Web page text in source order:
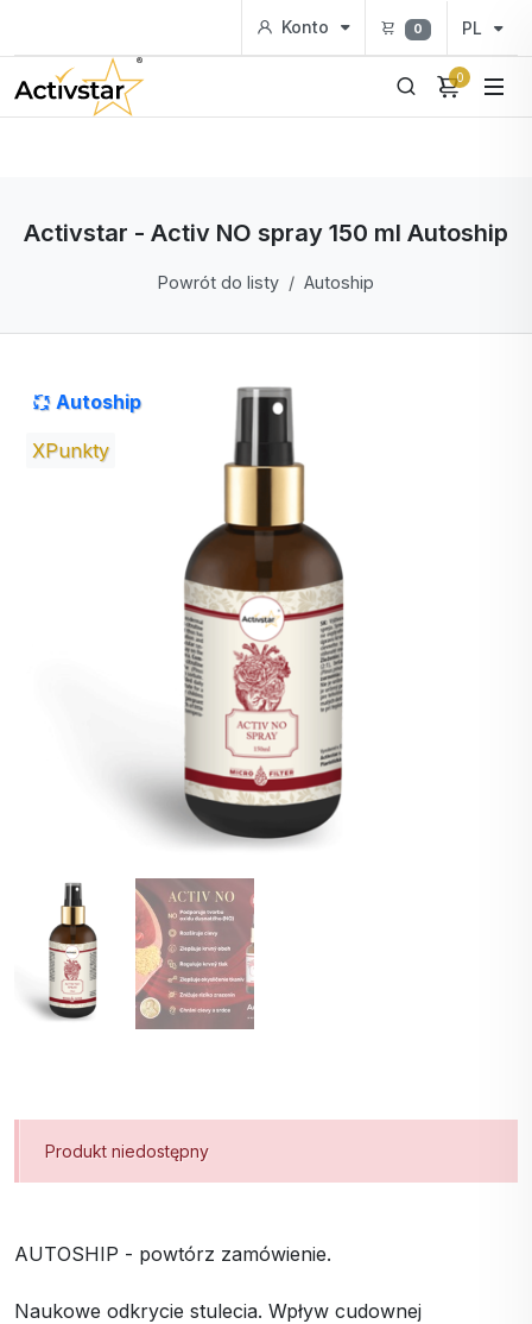
Konto 0 PL
0
Activstar - Activ NO spray 150 ml Autoship
Powrót do listy Autoship
Autoship
XPunkty
Produkt niedostępny
AUTOSHIP - powtórz zamówienie.
Naukowe odkrycie stulecia. Wpływ cudownej